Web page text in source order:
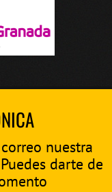
nuestra
darte de